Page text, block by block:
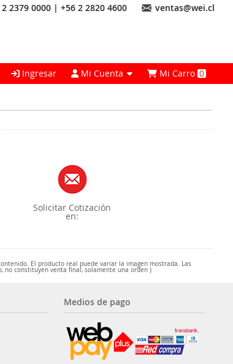
2 2379 0000 | +56 2 2820 4600 ventas@wei.cl
Ingresar Mi Cuenta Mi Carro0
Solicitar Cotización
en:
El producto real puede variar la imagen mostrada. Las
no constituyen venta final, solamente una orden )
Medios de pago